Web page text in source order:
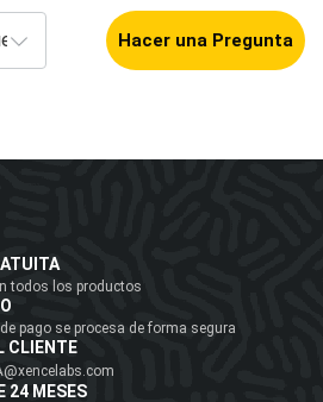
Hacer una Pregunta
todos los productos
pago se procesa de forma segura
CLIENTE
24 MESES